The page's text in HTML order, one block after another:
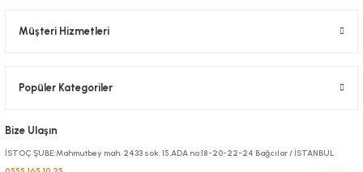
Sepete Ekle
Müşteri Hizmetleri
Popüler Kategoriler
Bize Ulaşın
İSTOÇ ŞUBE:Mahmutbey mah. 2433 sok. 15.ADA no:18-20-22-24 Bağcılar / İSTANBUL